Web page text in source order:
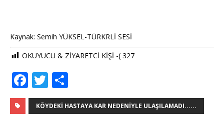
Kaynak: Semih YÜKSEL-TÜRKRLİ SESİ
OKUYUCU & ZİYARETCİ KİŞİ -( 327
F
a
c
T
w
it
h
ar
KÖYDEKI HASTAYA KAR NEDENIYLE ULAŞILAMADI......